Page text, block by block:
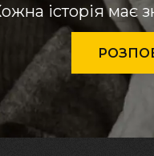
історія має